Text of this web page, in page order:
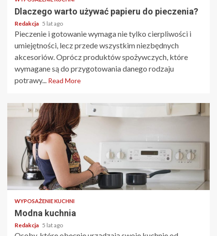
Dlaczego warto używać papieru do pieczenia?
Redakcja 5 lat ago
Pieczenie i gotowanie wymaga nie tylko cierpliwości i
umiejętności, lecz przede wszystkim niezbędnych
akcesoriów. Oprócz produktów spożywczych, które
wymagane są do przygotowania danego rodzaju
potrawy... Read More
2 min read
WYPOSAŻENIE KUCHNI
Modna kuchnia
Redakcja 5 lat ago